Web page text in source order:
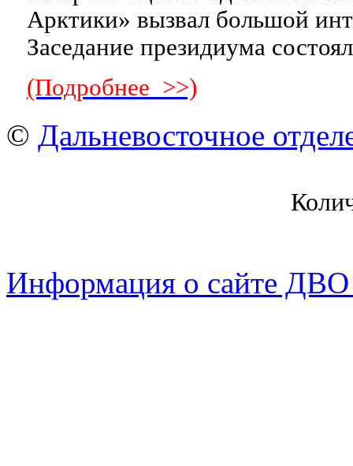
Арктики» вызвал большой
Заседание президиума
(Подробнее >>)
© Дальневосточное
Информация о сайте